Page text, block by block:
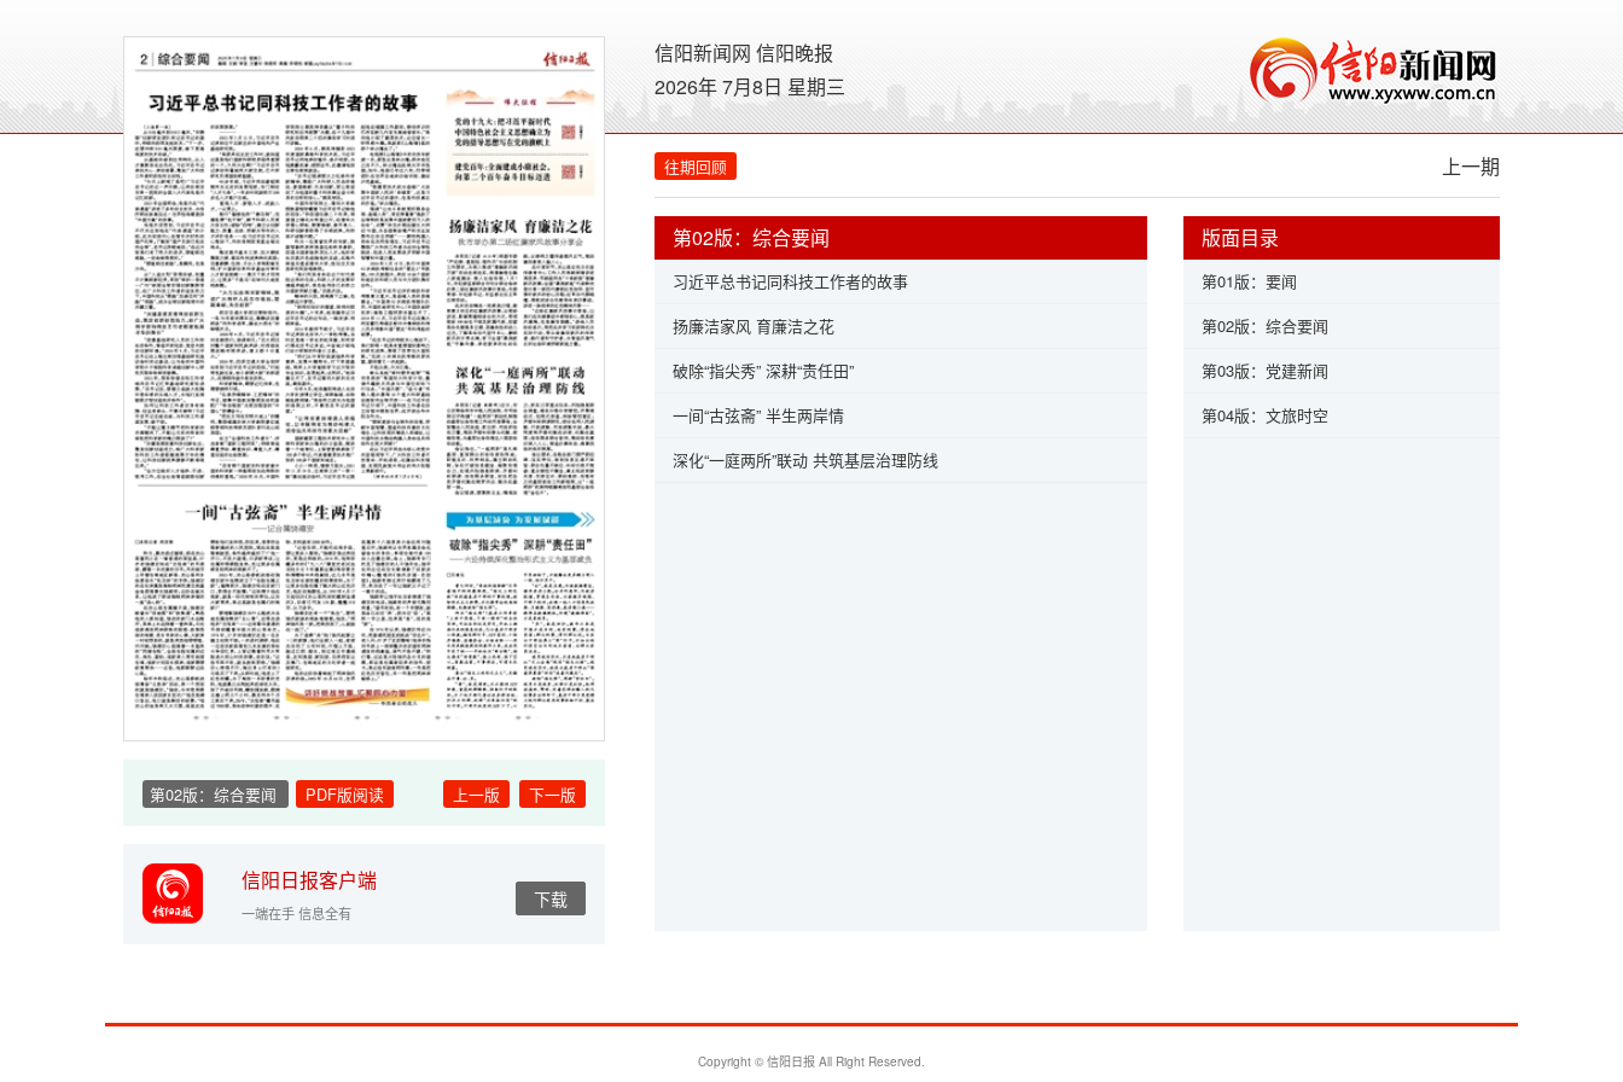
第02版：综合要闻 PDF版阅读 上一版 下一版
信阳日报客户端
一端在手 信息全有
下载
信阳新闻网 信阳晚报
2026年 7月8日 星期三
往期回顾 上一期
版面目录
第01版：要闻
第02版：综合要闻
第03版：党建新闻
第04版：文旅时空
第02版：综合要闻
习近平总书记同科技工作者的故事
扬廉洁家风 育廉洁之花
破除“指尖秀” 深耕“责任田”
一间“古弦斋” 半生两岸情
深化“一庭两所”联动 共筑基层治理防线
Copyright © 信阳日报 All Right Reserved.